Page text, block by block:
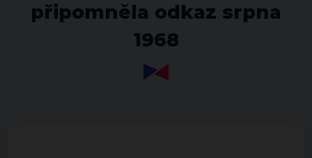
připomněla odkaz srpna
1968